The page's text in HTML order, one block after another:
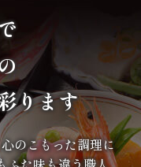
ります
のこもった調理に